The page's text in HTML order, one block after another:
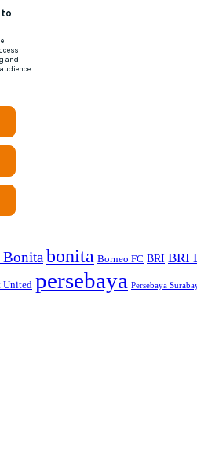
bonita Borneo FC BRI BRI
United persebaya Persebaya